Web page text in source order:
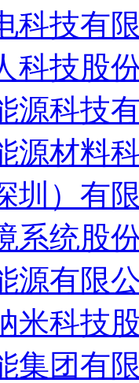
科技有
科技股
源科技
源材料
圳）有
系统股
源有限
米科技
集团有